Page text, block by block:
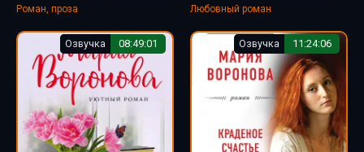
Роман, проза Любовный роман
Озвучка 08:49:01 Озвучка 11:24:06